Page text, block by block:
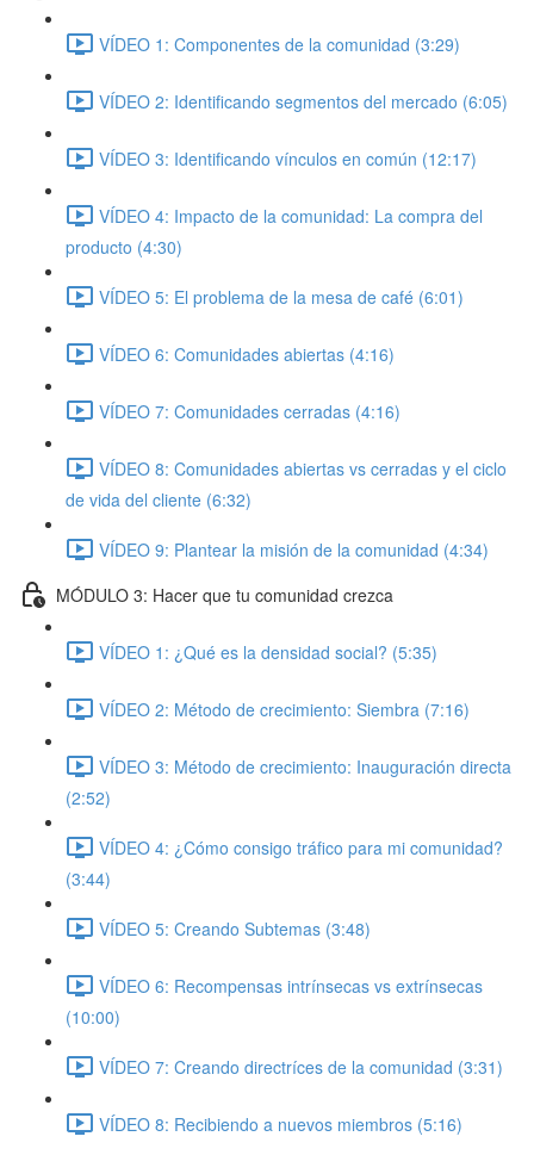
VÍDEO 1: Componentes de la comunidad (3:29)
VÍDEO 2: Identificando segmentos del mercado (6:05)
VÍDEO 3: Identificando vínculos en común (12:17)
VÍDEO 4: Impacto de la comunidad: La compra del
producto (4:30)
VÍDEO 5: El problema de la mesa de café (6:01)
VÍDEO 6: Comunidades abiertas (4:16)
VÍDEO 7: Comunidades cerradas (4:16)
VÍDEO 8: Comunidades abiertas vs cerradas y el ciclo
de vida del cliente (6:32)
VÍDEO 9: Plantear la misión de la comunidad (4:34)
MÓDULO 3: Hacer que tu comunidad crezca
VÍDEO 1: ¿Qué es la densidad social? (5:35)
VÍDEO 2: Método de crecimiento: Siembra (7:16)
VÍDEO 3: Método de crecimiento: Inauguración directa
(2:52)
VÍDEO 4: ¿Cómo consigo tráfico para mi comunidad?
(3:44)
VÍDEO 5: Creando Subtemas (3:48)
VÍDEO 6: Recompensas intrínsecas vs extrínsecas
(10:00)
VÍDEO 7: Creando directríces de la comunidad (3:31)
VÍDEO 8: Recibiendo a nuevos miembros (5:16)